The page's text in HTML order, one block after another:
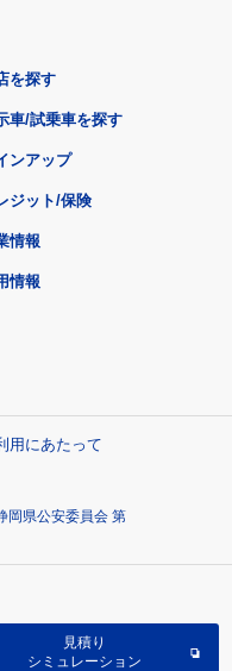
を探す
車/試乗車を探す
ンアップ
ジット/保険
情報
情報
用にあたって
岡県公安委員会 第
見積り
シミュレーション